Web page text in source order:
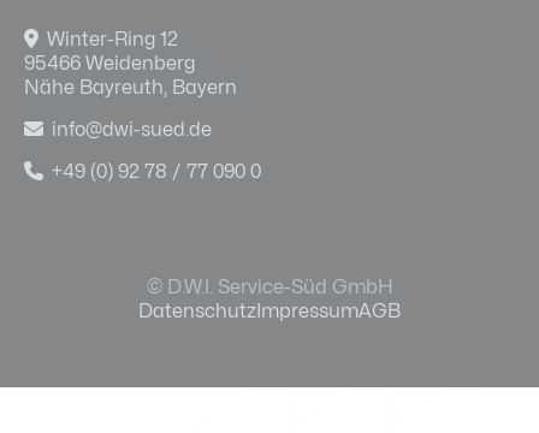
 Winter-Ring 12
95466 Weidenberg
Nähe Bayreuth, Bayern
 info@dwi-sued.de
 +49 (0) 92 78 / 77 090 0
Datenschutz ImpressumAGB
© D.W.I. Service-Süd GmbH